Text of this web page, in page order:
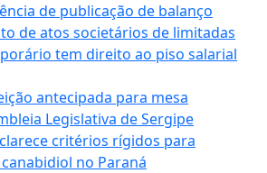
de publicação de balanço
de atos societários de limitadas
tem direito ao piso salarial
antecipada para mesa
Legislativa de Sergipe
critérios rígidos para
no Paraná